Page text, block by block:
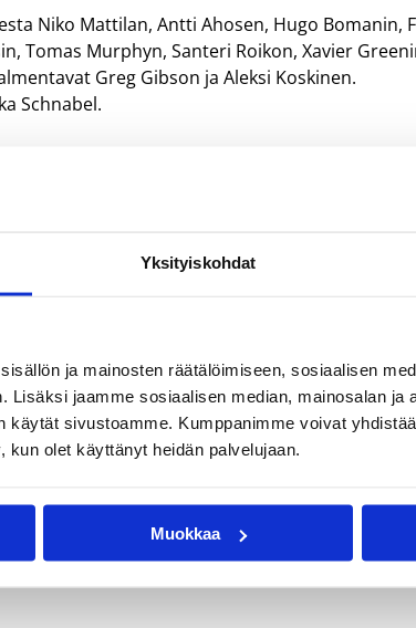
Yksityiskohdat
ja mainosten räätälöimiseen, sosiaalisen
Lisäksi jaamme sosiaalisen median, mainosalan ja
käytät sivustoamme. Kumppanimme voivat
kun olet käyttänyt heidän palvelujaan.
Muokkaa
Niko Mattilan, Antti Ahosen, Hugo Bomanin,
Tomas Murphyn, Santeri Roikon, Xavier
Greg Gibson ja Aleksi Koskinen.
Schnabel.
Greg Gibson
Hugo Boman
Santeri Roiko Tomas Murphy